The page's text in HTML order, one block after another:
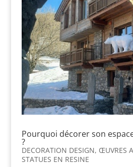
Pourquoi décorer son
?
DECORATION DESIGN, ŒUVRES
STATUES EN RESINE